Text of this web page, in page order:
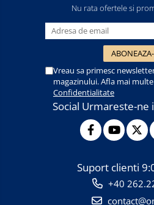
Nu rata ofertele si
Vreau sa primesc
magazinului. Afla mai
Confidentialitate
Social Urmareste-ne
Suport clienti
+40